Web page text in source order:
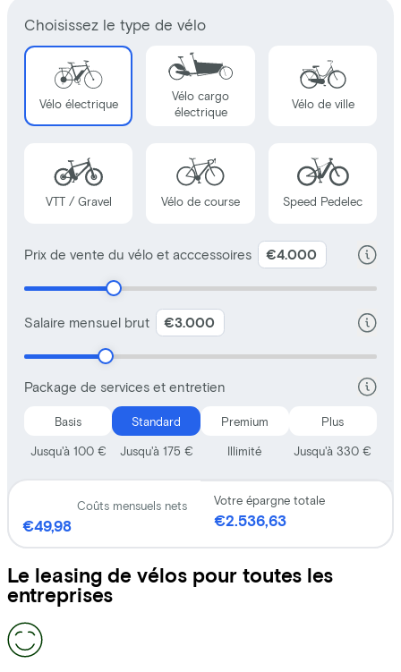
Le leasing de vélos pour toutes les
entreprises